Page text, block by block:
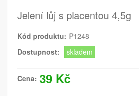
Jelení lůj s placentou 4,5g
Kód produktu: P1248
Dostupnost:
skladem
Cena: 39 Kč